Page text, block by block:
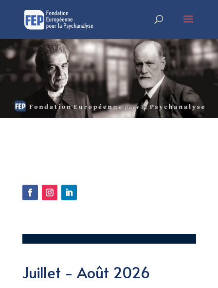
Juillet - Août 2026